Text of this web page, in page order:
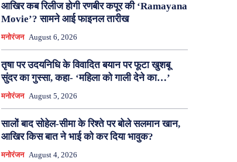
आखिर कब रिलीज होगी रणबीर कपूर की ‘Ramayana
Movie’? सामने आई फाइनल तारीख
मनोरंजन August 6, 2026
तृषा पर उदयनिधि के विवादित बयान पर फूटा खुशबू
सुंदर का गुस्सा, कहा- ‘महिला को गाली देने का…’
मनोरंजन August 5, 2026
सालों बाद सोहेल-सीमा के रिश्ते पर बोले सलमान खान,
आखिर किस बात ने भाई को कर दिया भावुक?
मनोरंजन August 4, 2026